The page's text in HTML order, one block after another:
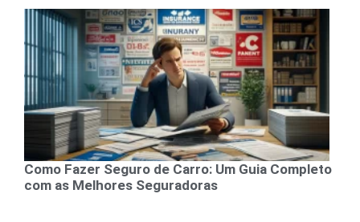
Como Fazer Seguro de Carro: Um Guia Completo
com as Melhores Seguradoras